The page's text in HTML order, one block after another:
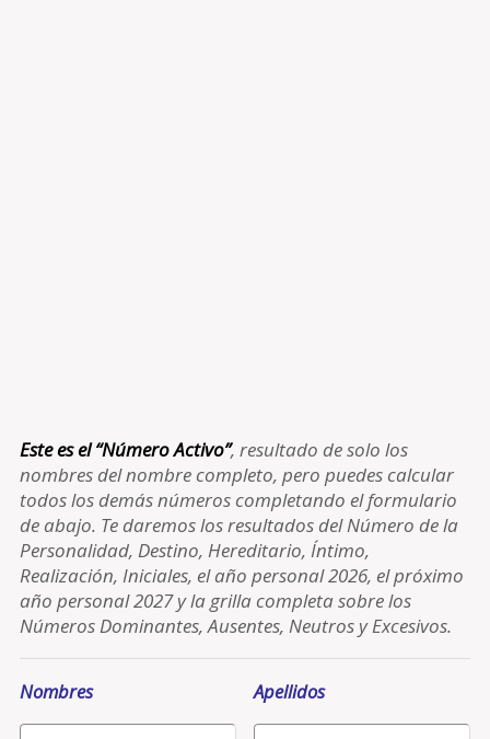
Este es el “Número Activo”, resultado de solo los
nombres del nombre completo, pero puedes calcular
todos los demás números completando el formulario
de abajo. Te daremos los resultados del Número de la
Personalidad, Destino, Hereditario, Íntimo,
Realización, Iniciales, el año personal 2026, el próximo
año personal 2027 y la grilla completa sobre los
Números Dominantes, Ausentes, Neutros y Excesivos.
Nombres Apellidos